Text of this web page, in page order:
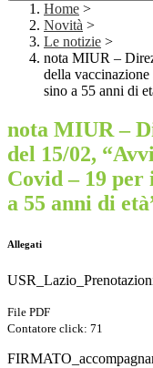
Home >
Novità >
Le notizie >
nota MIUR –
della
sino a 55 anni di
nota MIUR –
del 15/02,
Covid – 19 per
a 55 anni di
Allegati
File PDF
Contatore click: 71